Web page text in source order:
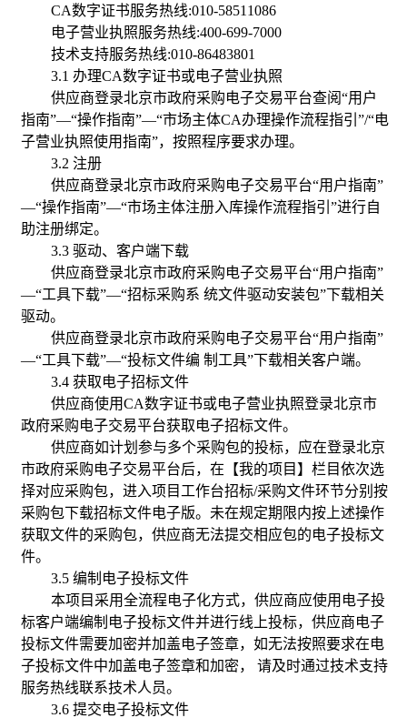
CA数字证书服务热线:010-58511086
电子营业执照服务热线:400-699-7000
技术支持服务热线:010-86483801
3.1 办理CA数字证书或电子营业执照
供应商登录北京市政府采购电子交易平台查阅“用户
指南”—“操作指南”—“市场主体CA办理操作流程指引”/“电
子营业执照使用指南”，按照程序要求办理。
3.2 注册
供应商登录北京市政府采购电子交易平台“用户指南”
—“操作指南”—“市场主体注册入库操作流程指引”进行自
助注册绑定。
3.3 驱动、客户端下载
供应商登录北京市政府采购电子交易平台“用户指南”
—“工具下载”—“招标采购系 统文件驱动安装包”下载相关
驱动。
供应商登录北京市政府采购电子交易平台“用户指南”
—“工具下载”—“投标文件编 制工具”下载相关客户端。
3.4 获取电子招标文件
供应商使用CA数字证书或电子营业执照登录北京市
政府采购电子交易平台获取电子招标文件。
供应商如计划参与多个采购包的投标，应在登录北京
市政府采购电子交易平台后，在【我的项目】栏目依次选
择对应采购包，进入项目工作台招标/采购文件环节分别按
采购包下载招标文件电子版。未在规定期限内按上述操作
获取文件的采购包，供应商无法提交相应包的电子投标文
件。
3.5 编制电子投标文件
本项目采用全流程电子化方式，供应商应使用电子投
标客户端编制电子投标文件并进行线上投标，供应商电子
投标文件需要加密并加盖电子签章，如无法按照要求在电
子投标文件中加盖电子签章和加密， 请及时通过技术支持
服务热线联系技术人员。
3.6 提交电子投标文件